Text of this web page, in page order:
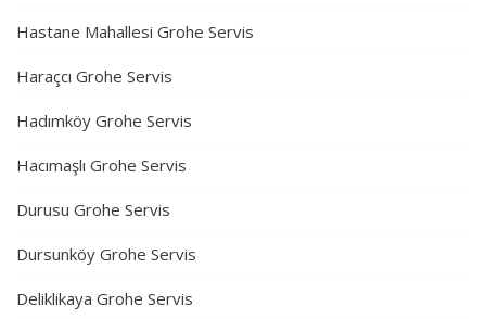
Hastane Mahallesi Grohe Servis
Haraçcı Grohe Servis
Hadımköy Grohe Servis
Hacımaşlı Grohe Servis
Durusu Grohe Servis
Dursunköy Grohe Servis
Deliklikaya Grohe Servis